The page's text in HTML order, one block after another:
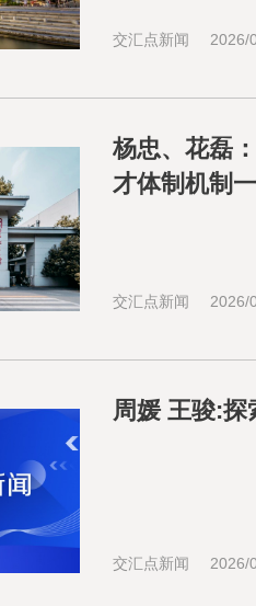
交汇点新闻 2026/
杨忠、花磊
才体制机制
交汇点新闻 2026/
周媛 王骏:探
交汇点新闻 2026/